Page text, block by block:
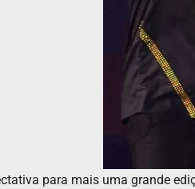
para mais uma grande